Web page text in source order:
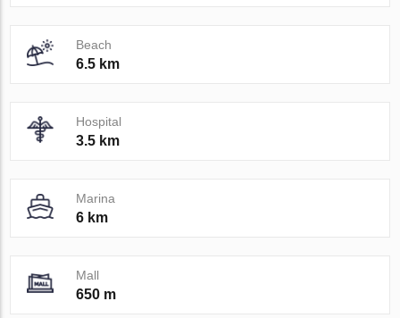
Beach
6.5 km
Hospital
3.5 km
Marina
6 km
Mall
650 m